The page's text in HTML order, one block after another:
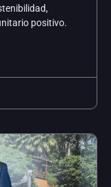
positivo.